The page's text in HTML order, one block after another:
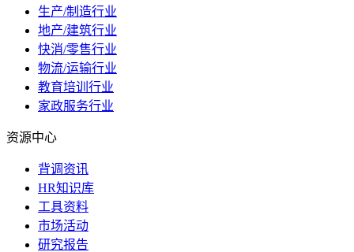
生产/制造行业
地产/建筑行业
快消/零售行业
物流/运输行业
教育培训行业
家政服务行业
资源中心
背调资讯
HR知识库
工具资料
市场活动
研究报告